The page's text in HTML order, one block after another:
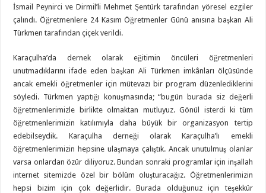
İsmail Peynirci ve Dirmil’li Mehmet Şentürk tarafından yöresel ezgiler
çalındı. Öğretmenlere 24 Kasım Öğretmenler Günü anısına başkan Ali
Türkmen tarafından çiçek verildi.
Karaçulha’da dernek olarak eğitimin öncüleri öğretmenleri
unutmadıklarını ifade eden başkan Ali Türkmen imkânları ölçüsünde
ancak emekli öğretmenler için mütevazı bir program düzenlediklerini
söyledi. Türkmen yaptığı konuşmasında; “bugün burada siz değerli
öğretmenlerimizle birlikte olmaktan mutluyuz. Gönül isterdi ki tüm
öğretmenlerimizin katılımıyla daha büyük bir organizasyon tertip
edebilseydik. Karaçulha derneği olarak Karaçulha’lı emekli
öğretmenlerimizin hepsine ulaşmaya çalıştık. Ancak unutulmuş olanlar
varsa onlardan özür diliyoruz. Bundan sonraki programlar için inşallah
internet sitemizde özel bir bölüm oluşturacağız. Öğretmenlerimizin
hepsi bizim için çok değerlidir. Burada olduğunuz için teşekkür